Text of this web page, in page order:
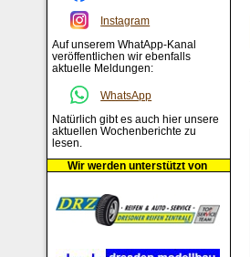
Instagram
Auf unserem WhatApp-Kanal
veröffentlichen wir ebenfalls
aktuelle Meldungen:
WhatsApp
Natürlich gibt es auch hier unsere
aktuellen Wochenberichte zu
lesen.
Wir werden unterstützt von